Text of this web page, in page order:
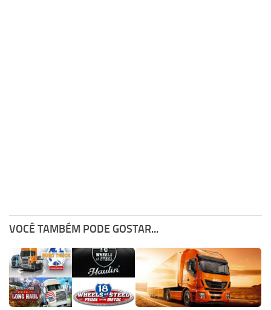
VOCÊ TAMBÉM PODE GOSTAR...